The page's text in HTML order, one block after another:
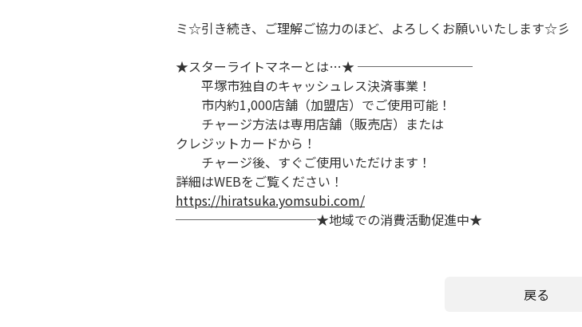
ミ☆引き続き、ご理解ご協力のほど、よろしくお願いいたします☆彡
★スターライトマネーとは…★ ─────────
平塚市独自のキャッシュレス決済事業！
市内約1,000店舗（加盟店）でご使用可能！
チャージ方法は専用店舗（販売店）または
クレジットカードから！
チャージ後、すぐご使用いただけます！
詳細はWEBをご覧ください！
https://hiratsuka.yomsubi.com/
───────────★地域での消費活動促進中★
戻る